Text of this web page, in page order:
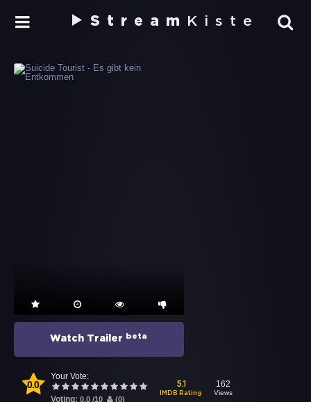
Stream Kiste
Watch Trailer beta
0.0
Your Vote:
Voting: 0.0 /10 (0)
5.1
IMDB Rating
162
Views